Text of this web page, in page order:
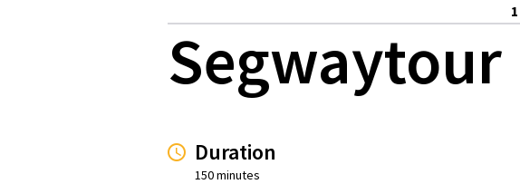
1
Segwaytour
Duration
150 minutes